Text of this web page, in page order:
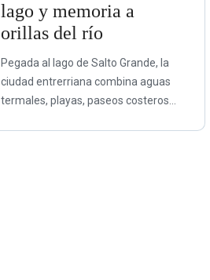
lago y memoria a
orillas del río
Pegada al lago de Salto Grande, la
ciudad entrerriana combina aguas
termales, playas, paseos costeros...